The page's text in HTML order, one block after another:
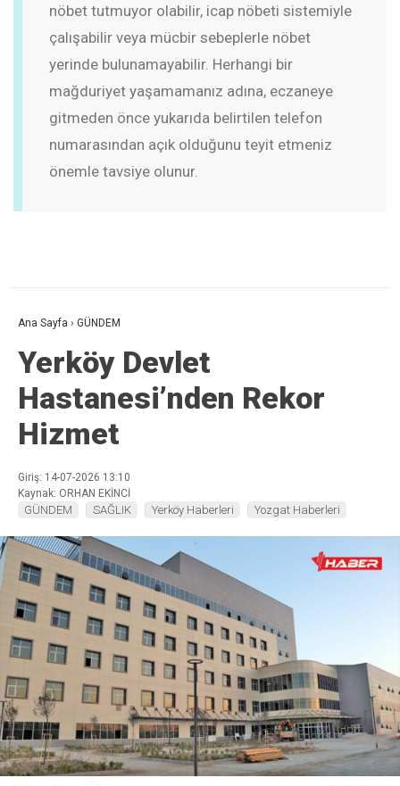
nöbet tutmuyor olabilir, icap nöbeti sistemiyle
çalışabilir veya mücbir sebeplerle nöbet
yerinde bulunamayabilir. Herhangi bir
mağduriyet yaşamamanız adına, eczaneye
gitmeden önce yukarıda belirtilen telefon
numarasından açık olduğunu teyit etmeniz
önemle tavsiye olunur.
Ana Sayfa › GÜNDEM
Yerköy Devlet
Hastanesi’nden Rekor
Hizmet
Giriş: 14-07-2026 13:10
Kaynak: ORHAN EKİNCİ
GÜNDEM SAĞLIK Yerköy Haberleri Yozgat Haberleri